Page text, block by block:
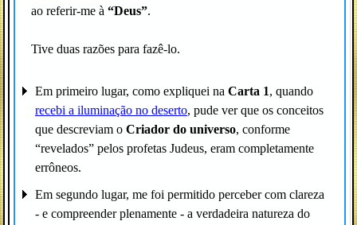
ao referir-me à “Deus”.
Tive duas razões para fazê-lo.
Em primeiro lugar, como expliquei na Carta 1, quando
recebi a iluminação no deserto, pude ver que os conceitos
que descreviam o Criador do universo, conforme
“revelados” pelos profetas Judeus, eram completamente
errôneos.
Em segundo lugar, me foi permitido perceber com clareza
- e compreender plenamente - a verdadeira natureza do